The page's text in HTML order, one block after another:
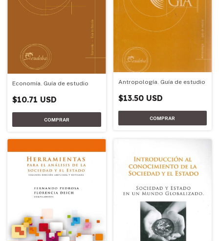
Economía. Guía de estudio
$10.71 USD
Antropología. Guía de estudio
$13.50 USD